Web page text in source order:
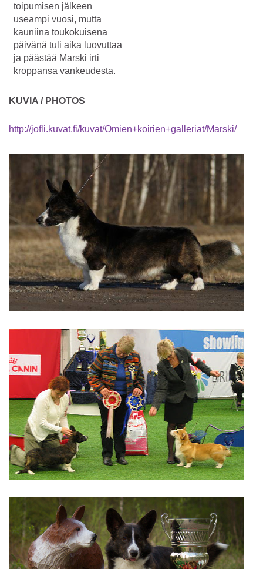
toipumisen jälkeen
useampi vuosi, mutta
kauniina toukokuisena
päivänä tuli aika luovuttaa
ja päästää Marski irti
kroppansa vankeudesta.
KUVIA / PHOTOS
http://jofli.kuvat.fi/kuvat/Omien+koirien+galleriat/Marski/